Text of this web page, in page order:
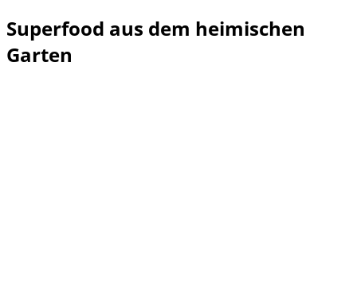
Superfood aus dem heimischen
Garten